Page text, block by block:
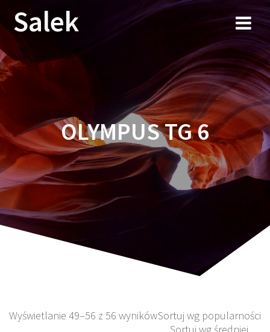
Przejdź
do
Salek
OLYMPUS TG 6
Wyświetlanie 49–56 z 56 wynikówSortuj wg popularności
Sortuj wg średniej